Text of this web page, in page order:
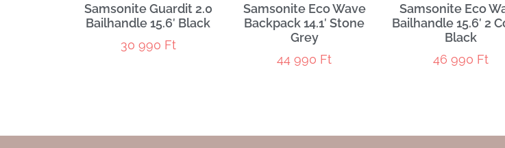
Samsonite Guardit 2.0
Bailhandle 15.6′ Black
30 990 Ft
Samsonite Eco Wave
Backpack 14.1′ Stone
Grey
44 990 Ft
Samsonite Eco
Bailhandle 15.6′ 2
Black
46 990 Ft